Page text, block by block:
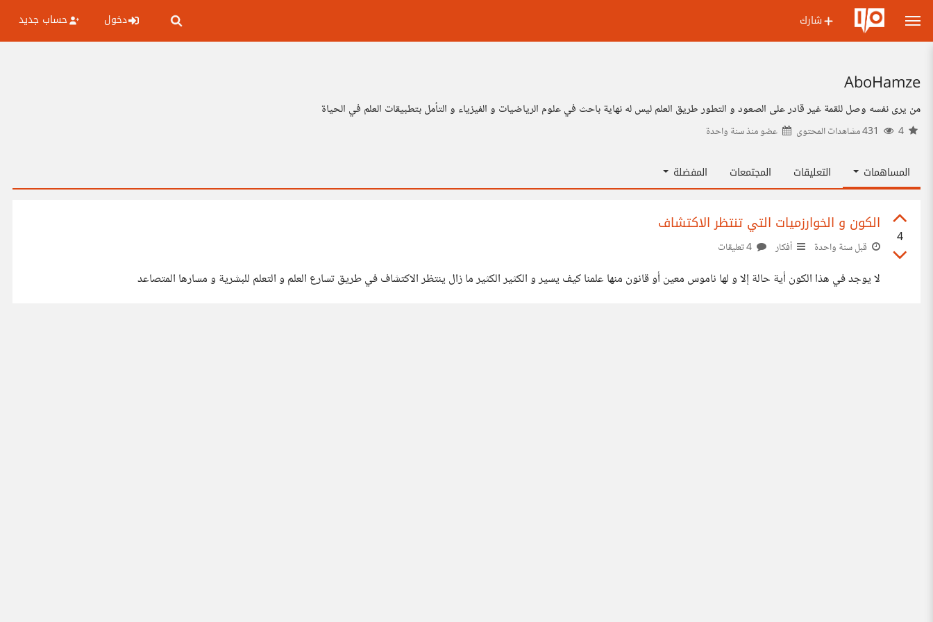
شارك دخول حساب جديد
AboHamze
من يرى نفسه وصل للقمة غير قادر على الصعود و التطور طريق العلم ليس له نهاية باحث في علوم الرياضيات و الفيزياء و التأمل بتطبيقات العلم في الحياة
عضو منذسنة واحدة
المساهمات التعليقات المجتمعات المفضلة
4
الكون و الخوارزميات التي تنتظر الاكتشاف
قبل سنة واحدة أفكار
لا يوجد في هذا الكون أية حالة إلا و لها ناموس معين أو قانون منها علمنا كيف يسير و الكثير الكثير ما زال ينتظر الاكتشاف في طريق تسارع العلم و التعلم للبشرية و مسارها المتصاعد